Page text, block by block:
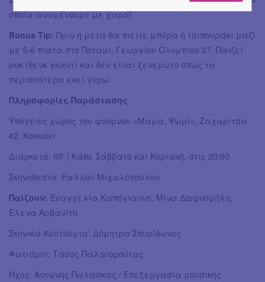
οποία αναμένουμε με χαρά!
Bonus Tip: Πριν ή μετά θα πιείτε μπύρα ή τσιπουράκι μαζί
με 5-6 πιάτα στο Ποτάμι, Γεωργίου Ολυμπίου 27. Παιζεί
ροκ (θενκ γκάντ) και δεν είναι ξενερωτο όπως τα
περισσότερα εκεί γύρω.
Πληροφορίες Παράστασης
Υπόγειος χώρος του φούρνου «Μαμά, Ψωμί», Ζαχαρίτσα
42, Κουκάκι
Διάρκεια: 60’ | Κάθε Σάββατο και Κυριακή, στις 20:00
Σκηνοθεσία: Ραλλού Μιχαλοπούλου
Παίζουν: Ευαγγελία Καπόγιαννη, Μίνα Δαφνομήλη,
Έλενα Αρβανίτη
Σκηνικά-Κοστούμια: Δήμητρα Σπυρίδωνος
Φωτισμοί: Τάσος Παλαιορούτας
Ήχος: Αντώνης Παλάσκας / Επεξεργασία μουσικής